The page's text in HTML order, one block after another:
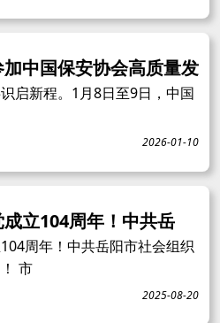
中国保安协会高质量发
启新程。1月8日至9日，中国
2026-01-10
立104周年！中共岳
周年！中共岳阳市社会组织
市
2025-08-20